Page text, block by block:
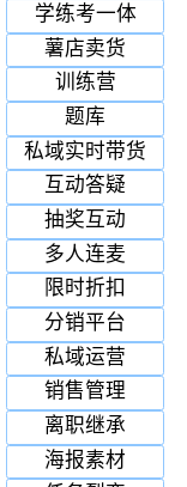
学练考一体
薯店卖货
训练营
题库
私域实时带货
互动答疑
抽奖互动
多人连麦
限时折扣
分销平台
私域运营
销售管理
离职继承
海报素材